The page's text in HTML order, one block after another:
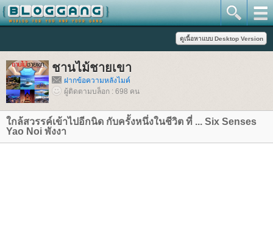
ชานไม้ชายเขา
ฝากข้อความหลังไมค์
ผู้ติดตามบล็อก : 698 คน
กล้สวรรค์เข้าไปอีกนิด กับครั้งหนึ่งในชีวิต ที่ ... Six Senses
Yao Noi พังงา